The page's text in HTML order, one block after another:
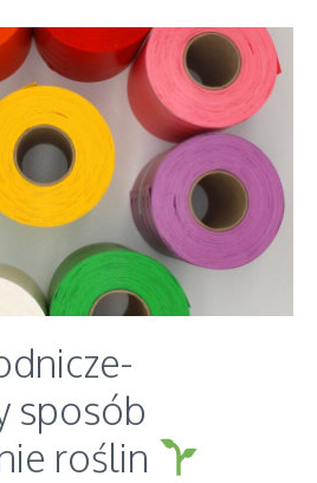
sposób
roślin